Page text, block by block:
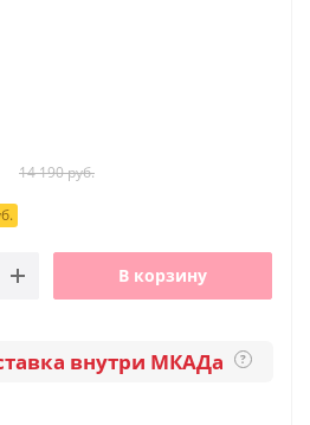
14 190 руб.
В корзину
внутри МКАДа ?